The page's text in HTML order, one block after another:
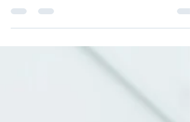
wynagrodzenie, co w przełożeniu na tureckie